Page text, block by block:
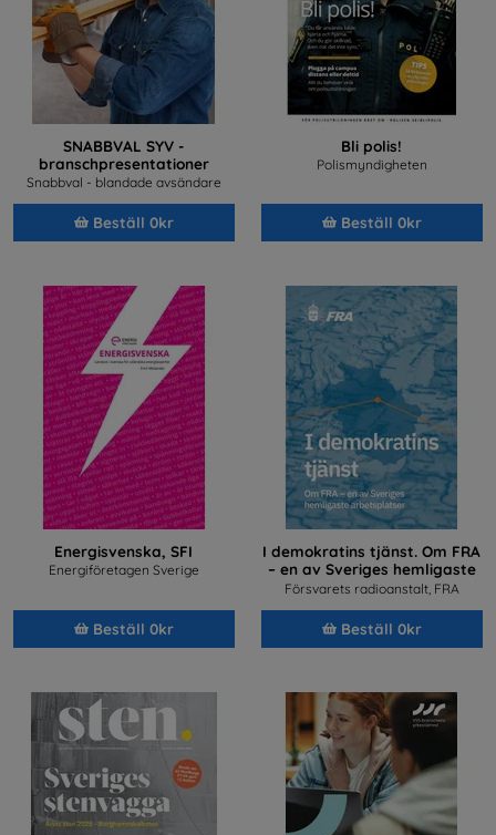
SNABBVAL SYV -
branschpresentationer
Snabbval - blandade avsändare
Beställ 0kr
Bli polis!
Polismyndigheten
Beställ 0kr
Energisvenska, SFI
Energiföretagen Sverige
Beställ 0kr
I demokratins tjänst. Om FRA
– en av Sveriges hemligaste
arbetsplatser
Försvarets radioanstalt, FRA
Beställ 0kr